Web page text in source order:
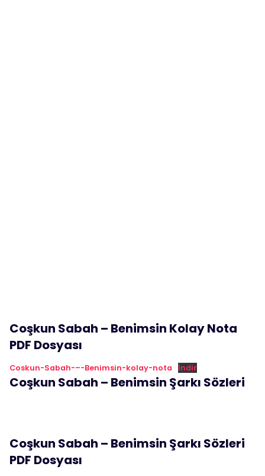
Coşkun Sabah – Benimsin Kolay Nota
PDF Dosyası
Coskun-Sabah-–-Benimsin-kolay-nota İndir
Coşkun Sabah – Benimsin Şarkı Sözleri
Coşkun Sabah – Benimsin Şarkı Sözleri
PDF Dosyası